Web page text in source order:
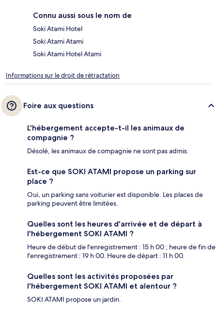
Connu aussi sous le nom de
Soki Atami Hotel
Soki Atami Atami
Soki Atami Hotel Atami
Informations sur le droit de rétractation
Foire aux questions
L'hébergement accepte-t-il les animaux de
compagnie ?
Désolé, les animaux de compagnie ne sont pas admis.
Est-ce que SOKI ATAMI propose un parking sur
place ?
Oui, un parking sans voiturier est disponible. Les places de
parking peuvent être limitées.
Quelles sont les heures d'arrivée et de départ à
l'hébergement SOKI ATAMI ?
Heure de début de l'enregistrement : 15 h 00 ; heure de fin de
l'enregistrement : 19 h 00. Heure de départ : 11 h 00.
Quelles sont les activités proposées par
l'hébergement SOKI ATAMI et alentour ?
SOKI ATAMI propose un jardin.